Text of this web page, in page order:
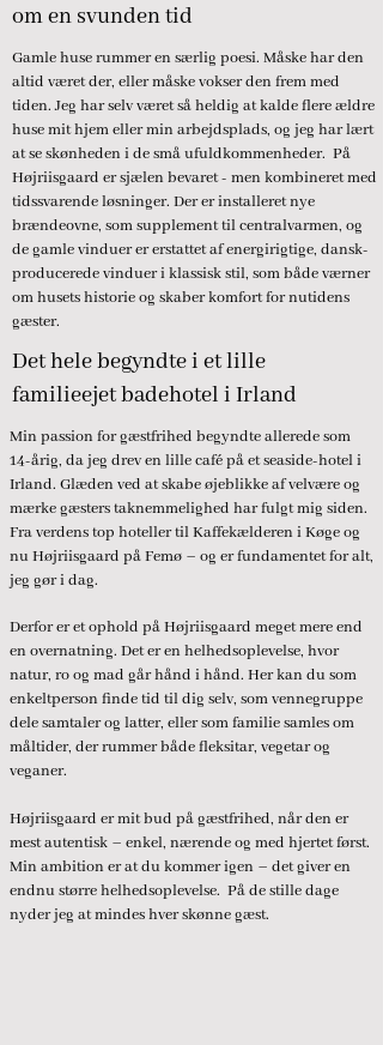
om en svunden tid
Gamle huse rummer en særlig poesi. Måske har den
altid været der, eller måske vokser den frem med
tiden. Jeg har selv været så heldig at kalde flere ældre
huse mit hjem eller min arbejdsplads, og jeg har lært
at se skønheden i de små ufuldkommenheder. På
Højriisgaard er sjælen bevaret - men kombineret med
tidssvarende løsninger. Der er installeret nye
brændeovne, som supplement til centralvarmen, og
de gamle vinduer er erstattet af energirigtige, dansk-
producerede vinduer i klassisk stil, som både værner
om husets historie og skaber komfort for nutidens
gæster.
Det hele begyndte i et lille
familieejet badehotel i Irland
Min passion for gæstfrihed begyndte allerede som
14-årig, da jeg drev en lille café på et seaside-hotel i
Irland. Glæden ved at skabe øjeblikke af velvære og
mærke gæsters taknemmelighed har fulgt mig siden.
Fra verdens top hoteller til Kaffekælderen i Køge og
nu Højriisgaard på Femø – og er fundamentet for alt,
jeg gør i dag.
Derfor er et ophold på Højriisgaard meget mere end
en overnatning. Det er en helhedsoplevelse, hvor
natur, ro og mad går hånd i hånd. Her kan du som
enkeltperson finde tid til dig selv, som vennegruppe
dele samtaler og latter, eller som familie samles om
måltider, der rummer både fleksitar, vegetar og
veganer.
Højriisgaard er mit bud på gæstfrihed, når den er
mest autentisk – enkel, nærende og med hjertet først.
Min ambition er at du kommer igen – det giver en
endnu større helhedsoplevelse. På de stille dage
nyder jeg at mindes hver skønne gæst.